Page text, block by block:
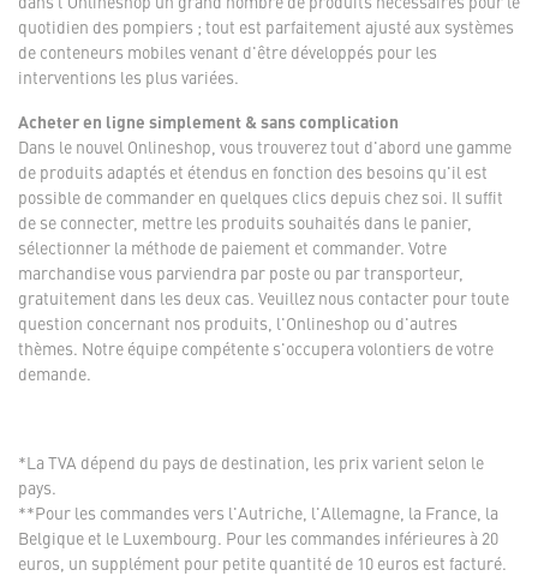
quotidien des pompiers ; tout est parfaitement ajusté aux systèmes
de conteneurs mobiles venant d'être développés pour les
interventions les plus variées.
Acheter en ligne simplement & sans complication
Dans le nouvel Onlineshop, vous trouverez tout d'abord une gamme
de produits adaptés et étendus en fonction des besoins qu'il est
possible de commander en quelques clics depuis chez soi. Il suffit
de se connecter, mettre les produits souhaités dans le panier,
sélectionner la méthode de paiement et commander. Votre
marchandise vous parviendra par poste ou par transporteur,
gratuitement dans les deux cas. Veuillez nous contacter pour toute
question concernant nos produits, l'Onlineshop ou d'autres
thèmes. Notre équipe compétente s'occupera volontiers de votre
demande.
*La TVA dépend du pays de destination, les prix varient selon le
pays.
**Pour les commandes vers l'Autriche, l'Allemagne, la France, la
Belgique et le Luxembourg. Pour les commandes inférieures à 20
euros, un supplément pour petite quantité de 10 euros est facturé.